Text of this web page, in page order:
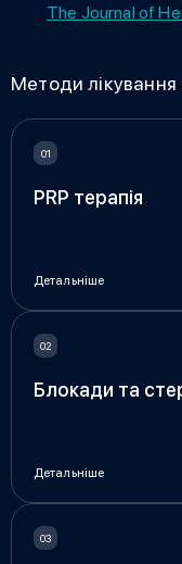
The Journal of
Методи
PRP терапія
Детальніше
Блокади та
Детальніше